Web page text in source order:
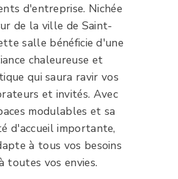
d'entreprise. Nichée
de la ville de Saint-
salle bénéficie d'une
chaleureuse et
qui saura ravir vos
et invités. Avec
modulables et sa
d'accueil importante,
à tous vos besoins
toutes vos envies.